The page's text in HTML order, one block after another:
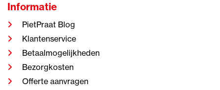
Informatie
PietPraat Blog
Klantenservice
Betaalmogelijkheden
Bezorgkosten
Offerte aanvragen